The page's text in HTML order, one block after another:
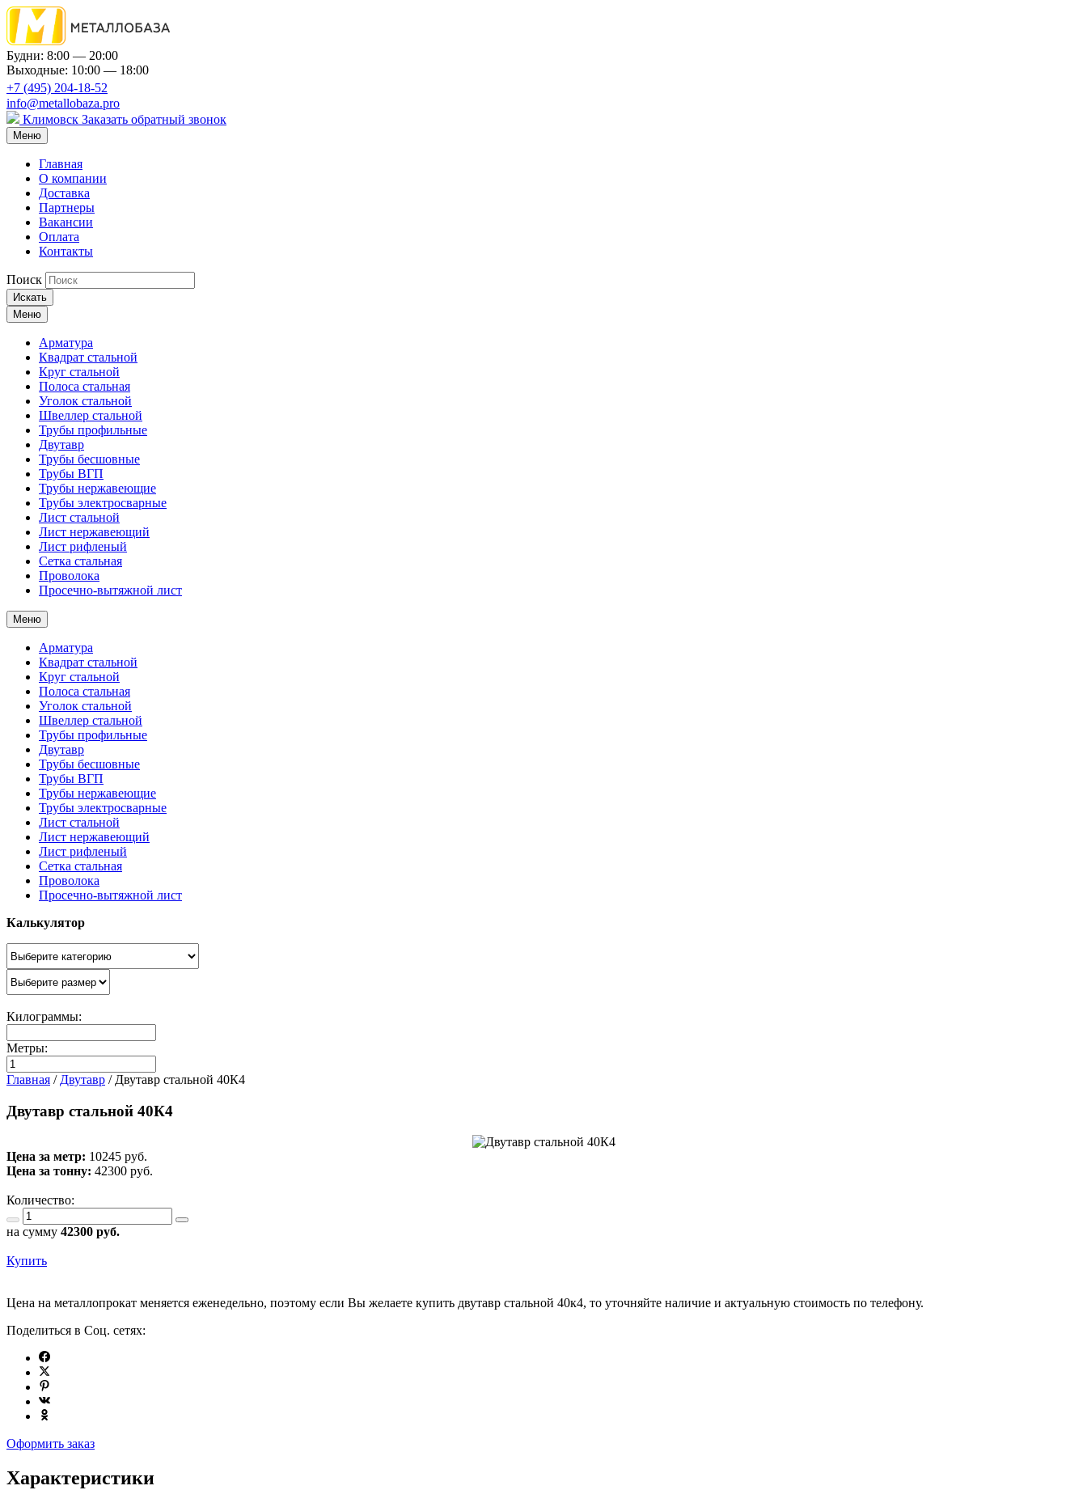
Будни: 8:00 — 20:00
Выходные: 10:00 — 18:00
+7 (495) 204-18-52
info@metallobaza.pro
Климовск Заказать обратный звонок
Меню
Главная
О компании
Доставка
Партнеры
Вакансии
Оплата
Контакты
Поиск
Искать
Меню
Арматура
Квадрат стальной
Круг стальной
Полоса стальная
Уголок стальной
Швеллер стальной
Трубы профильные
Двутавр
Трубы бесшовные
Трубы ВГП
Трубы нержавеющие
Трубы электросварные
Лист стальной
Лист нержавеющий
Лист рифленый
Сетка стальная
Проволока
Просечно-вытяжной лист
Меню
Арматура
Квадрат стальной
Круг стальной
Полоса стальная
Уголок стальной
Швеллер стальной
Трубы профильные
Двутавр
Трубы бесшовные
Трубы ВГП
Трубы нержавеющие
Трубы электросварные
Лист стальной
Лист нержавеющий
Лист рифленый
Сетка стальная
Проволока
Просечно-вытяжной лист
Калькулятор
Килограммы:
Метры:
Главная / Двутавр / Двутавр стальной 40К4
Двутавр стальной 40К4
Цена за метр: 10245 руб.
Цена за тонну: 42300 руб.
Количество:
на сумму 42300 руб.
Купить
Цена на металлопрокат меняется еженедельно, поэтому если Вы желаете купить двутавр стальной 40к4, то уточняйте наличие и актуальную стоимость по телефону.
Поделиться в Соц. сетях:
Оформить заказ
Характеристики